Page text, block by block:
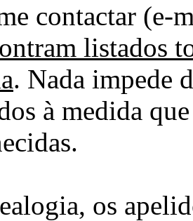
contactar (e-
listados
. Nada impede
à medida
os